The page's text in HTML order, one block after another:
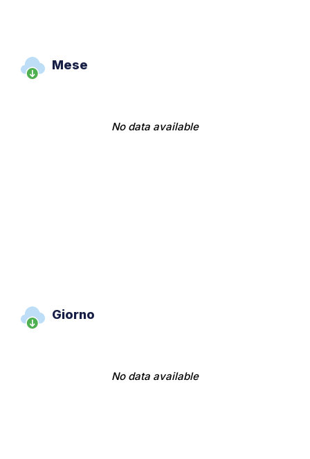
Mese
No data available
Giorno
No data available